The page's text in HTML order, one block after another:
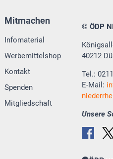
Mitmachen
Infomaterial
Werbemittelshop
Kontakt
Spenden
Mitgliedschaft
© ÖDP
40212
Tel.:
E-Mail:
Unsere